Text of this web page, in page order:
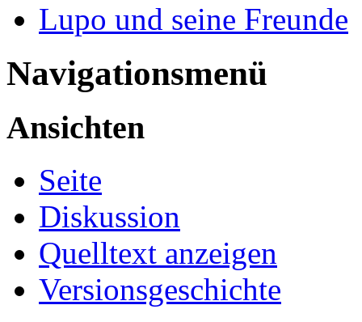
Lupo und seine Freunde
Navigationsmenü
Ansichten
Seite
Diskussion
Quelltext anzeigen
Versionsgeschichte